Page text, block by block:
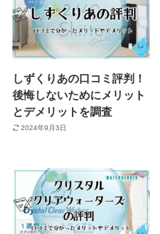
しずくりあの口コミ評判！
後悔しないためにメリット
とデメリットを調査
2024年9月3日